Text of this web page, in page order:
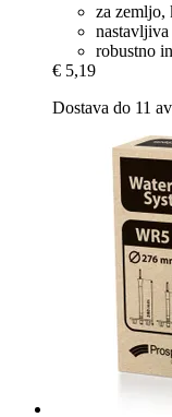
za zemljo,
nastavljiva
robustno
€ 5,19
Dostava do 11